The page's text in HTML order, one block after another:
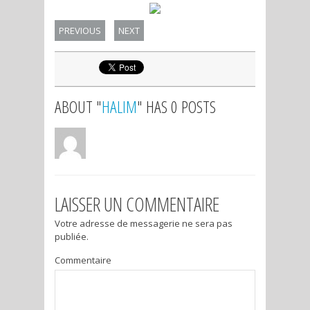
PREVIOUS NEXT
ABOUT "HALIM" HAS 0 POSTS
LAISSER UN COMMENTAIRE
Votre adresse de messagerie ne sera pas
publiée.
Commentaire